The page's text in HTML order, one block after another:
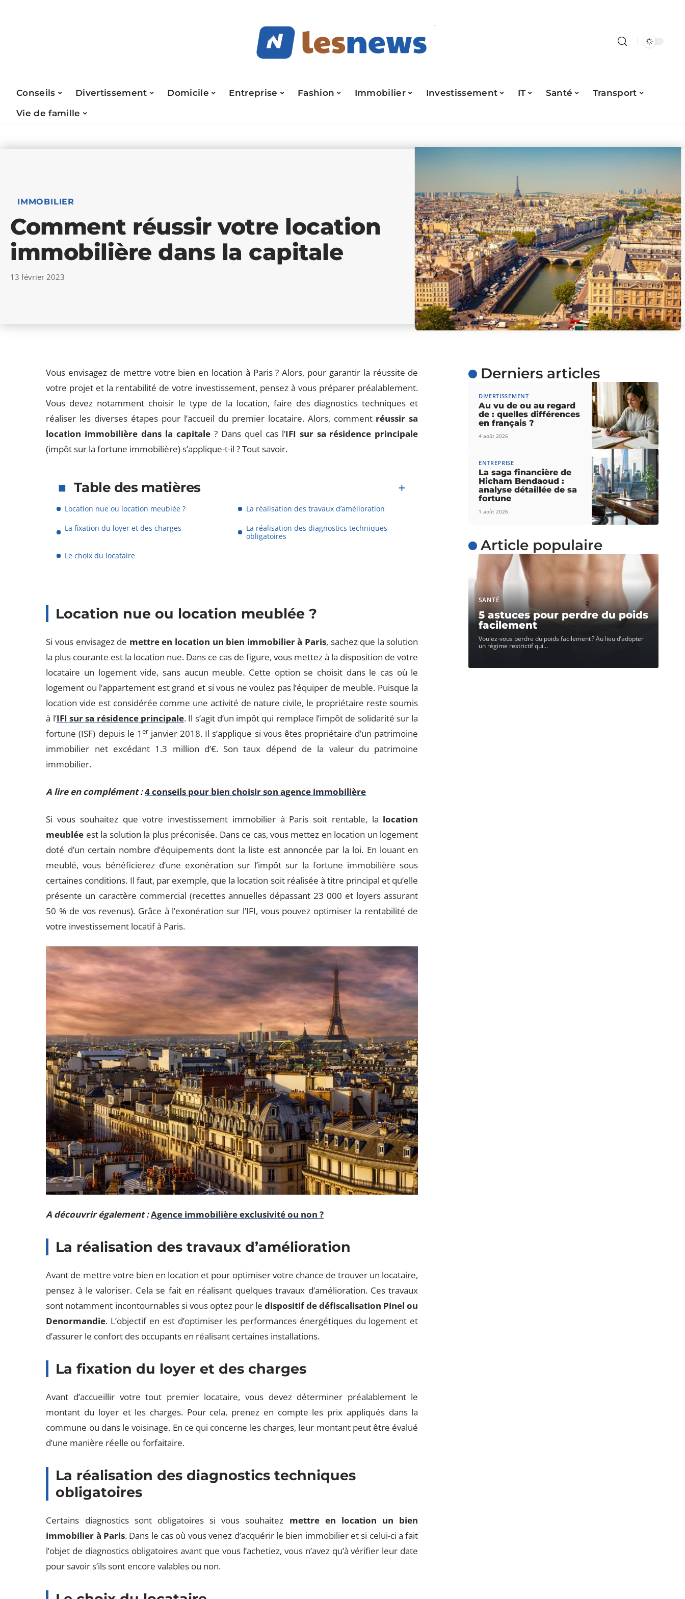
Conseils Divertissement Domicile Entreprise Fashion Immobilier Investissement IT Santé
Transport
Vie de famille
IMMOBILIER
Comment réussir votre location
immobilière dans la capitale
13 février 2023
Aerial view of Paris, France
Vous envisagez de mettre votre bien en location à Paris ? Alors, pour garantir la réussite de
votre projet et la rentabilité de votre investissement, pensez à vous préparer préalablement.
Vous devez notamment choisir le type de la location, faire des diagnostics techniques et
réaliser les diverses étapes pour l’accueil du premier locataire. Alors, comment réussir sa
location immobilière dans la capitale ? Dans quel cas l’IFI sur sa résidence principale
(impôt sur la fortune immobilière) s’applique-t-il ? Tout savoir.
Table des matières
Location nue ou location meublée ?
La réalisation des travaux d’amélioration
La fixation du loyer et des charges
La réalisation des diagnostics techniques
obligatoires
Le choix du locataire
Location nue ou location meublée ?
Si vous envisagez de mettre en location un bien immobilier à Paris, sachez que la solution
la plus courante est la location nue. Dans ce cas de figure, vous mettez à la disposition de votre
locataire un logement vide, sans aucun meuble. Cette option se choisit dans le cas où le
logement ou l’appartement est grand et si vous ne voulez pas l’équiper de meuble. Puisque la
location vide est considérée comme une activité de nature civile, le propriétaire reste soumis
à l’IFI sur sa résidence principale. Il s’agit d’un impôt qui remplace l’impôt de solidarité sur la
fortune (ISF) depuis le 1 erjanvier 2018. Il s’applique si vous êtes propriétaire d’un patrimoine
immobilier net excédant 1.3 million d’€. Son taux dépend de la valeur du patrimoine
immobilier.
A lire en complément :4 conseils pour bien choisir son agence immobilière
Si vous souhaitez que votre investissement immobilier à Paris soit rentable, la location
meublée est la solution la plus préconisée. Dans ce cas, vous mettez en location un logement
doté d’un certain nombre d’équipements dont la liste est annoncée par la loi. En louant en
meublé, vous bénéficierez d’une exonération sur l’impôt sur la fortune immobilière sous
certaines conditions. Il faut, par exemple, que la location soit réalisée à titre principal et qu’elle
présente un caractère commercial (recettes annuelles dépassant 23 000 et loyers assurant
50 % de vos revenus). Grâce à l’exonération sur l’IFI, vous pouvez optimiser la rentabilité de
votre investissement locatif à Paris.
A découvrir également :Agence immobilière exclusivité ou non ?
La réalisation des travaux d’amélioration
Avant de mettre votre bien en location et pour optimiser votre chance de trouver un locataire,
pensez à le valoriser. Cela se fait en réalisant quelques travaux d’amélioration. Ces travaux
sont notamment incontournables si vous optez pour ledispositif de défiscalisation Pinel ou
Denormandie. L’objectif en est d’optimiser les performances énergétiques du logement et
d’assurer le confort des occupants en réalisant certaines installations.
La fixation du loyer et des charges
Avant d’accueillir votre tout premier locataire, vous devez déterminer préalablement le
montant du loyer et les charges. Pour cela, prenez en compte les prix appliqués dans la
commune ou dans le voisinage. En ce qui concerne les charges, leur montant peut être évalué
d’une manière réelle ou forfaitaire.
La réalisation des diagnostics techniques
obligatoires
Certains diagnostics sont obligatoires si vous souhaitez mettre en location un bien
immobilier à Paris. Dans le cas où vous venez d’acquérir le bien immobilier et si celui-ci a fait
l’objet de diagnostics obligatoires avant que vous l’achetiez, vous n’avez qu’à vérifier leur date
pour savoir s’ils sont encore valables ou non.
Derniers articles
DIVERTISSEMENT
Au vu de ou au regard
de : quelles différences
en français ?
4 août 2026
ENTREPRISE
La saga financière de
Hicham Bendaoud :
analyse détaillée de sa
fortune
1 août 2026
Article populaire
SANTÉ
5 astuces pour perdre du poids
facilement
Voulez-vous perdre du poids facilement ? Au lieu d’adopter
un régime restrictif qui…